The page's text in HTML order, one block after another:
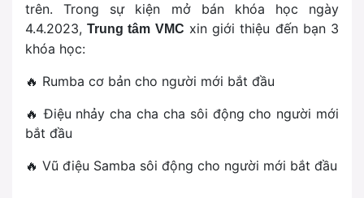
trên. Trong sự kiện mở bán khóa học ngày
4.4.2023,Trung tâm VMC xin giới thiệu đến bạn 3
khóa học:
🔥 Rumba cơ bản cho người mới bắt đầu
🔥 Điệu nhảy cha cha cha sôi động cho người mới
bắt đầu
🔥 Vũ điệu Samba sôi động cho người mới bắt đầu